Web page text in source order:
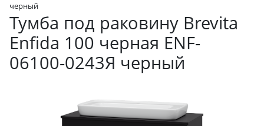
черный
Тумба под раковину Brevita
Enfida 100 черная ENF-
06100-0243Я черный